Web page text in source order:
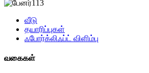
வீடு
தயாரிப்புகள்
ஃபோர்க்லிஃப்ட் விளிம்பு
வகைகள்